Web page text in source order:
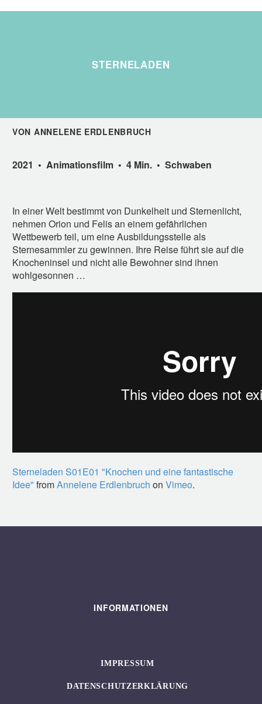
STERNELADEN
VON ANNELENE ERDLENBRUCH
2021 • Animationsfilm • 4 Min. • Schwaben
In einer Welt bestimmt von Dunkelheit und Sternenlicht,
nehmen Orion und Felis an einem gefährlichen
Wettbewerb teil, um eine Ausbildungsstelle als
Sternesammler zu gewinnen. Ihre Reise führt sie auf die
Knocheninsel und nicht alle Bewohner sind ihnen
wohlgesonnen …
Sterneladen S01E01 "Knochen und eine fantastische
Idee" fromAnnelene Erdlenbruch on Vimeo.
INFORMATIONEN
IMPRESSUM
DATENSCHUTZERKLÄRUNG